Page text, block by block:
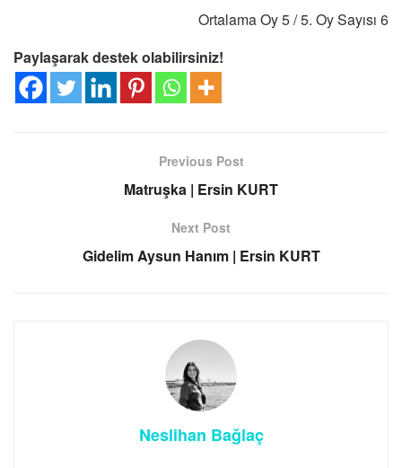
Ortalama Oy5/ 5. Oy Sayısı 6
Paylaşarak destek olabilirsiniz!
Previous Post
Matruşka | Ersin KURT
Next Post
Gidelim Aysun Hanım | Ersin KURT
Neslihan Bağlaç